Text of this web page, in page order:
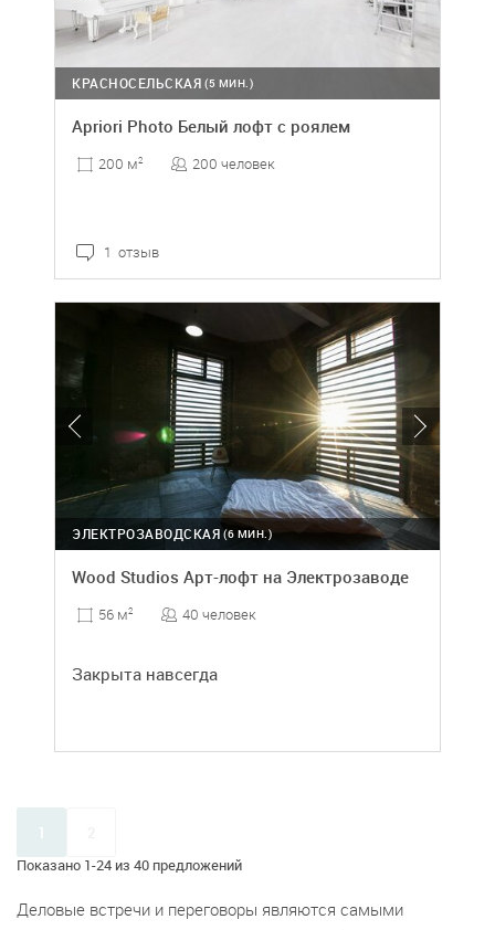
(5 МИН.)
КРАСНОСЕЛЬСКАЯ
Apriori Photo Белый лофт с роялем
200 м2 200 человек
1 отзыв
(6 МИН.)
ЭЛЕКТРОЗАВОДСКАЯ
Wood Studios Арт-лофт на Электрозаводе
56 м2 40 человек
Закрыта навсегда
Показано 1-24 из 40 предложений
1
Деловые встречи и переговоры являются самыми